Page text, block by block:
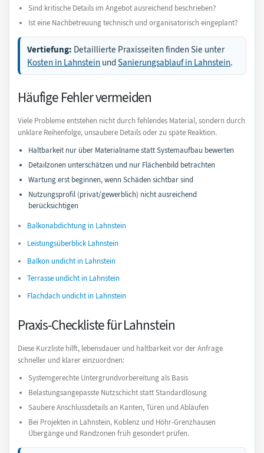
Sind kritische Details im Angebot ausreichend beschrieben?
Ist eine Nachbetreuung technisch und organisatorisch eingeplant?
Vertiefung: Detaillierte Praxisseiten finden Sie unter
Kosten in Lahnstein undSanierungsablauf in Lahnstein.
Häufige Fehler vermeiden
Viele Probleme entstehen nicht durch fehlendes Material, sondern durch
unklare Reihenfolge, unsaubere Details oder zu späte Reaktion.
Haltbarkeit nur über Materialname statt Systemaufbau bewerten
Detailzonen unterschätzen und nur Flächenbild betrachten
Wartung erst beginnen, wenn Schäden sichtbar sind
Nutzungsprofil (privat/gewerblich) nicht ausreichend
berücksichtigen
Balkonabdichtung in Lahnstein
Leistungsüberblick Lahnstein
Balkon undicht in Lahnstein
Terrasse undicht in Lahnstein
Flachdach undicht in Lahnstein
Praxis-Checkliste für Lahnstein
Diese Kurzliste hilft, lebensdauer und haltbarkeit vor der Anfrage
schneller und klarer einzuordnen:
Systemgerechte Untergrundvorbereitung als Basis
Belastungsangepasste Nutzschicht statt Standardlösung
Saubere Anschlussdetails an Kanten, Türen und Abläufen
Bei Projekten in Lahnstein, Koblenz und Höhr-Grenzhausen
Übergänge und Randzonen früh gesondert prüfen.